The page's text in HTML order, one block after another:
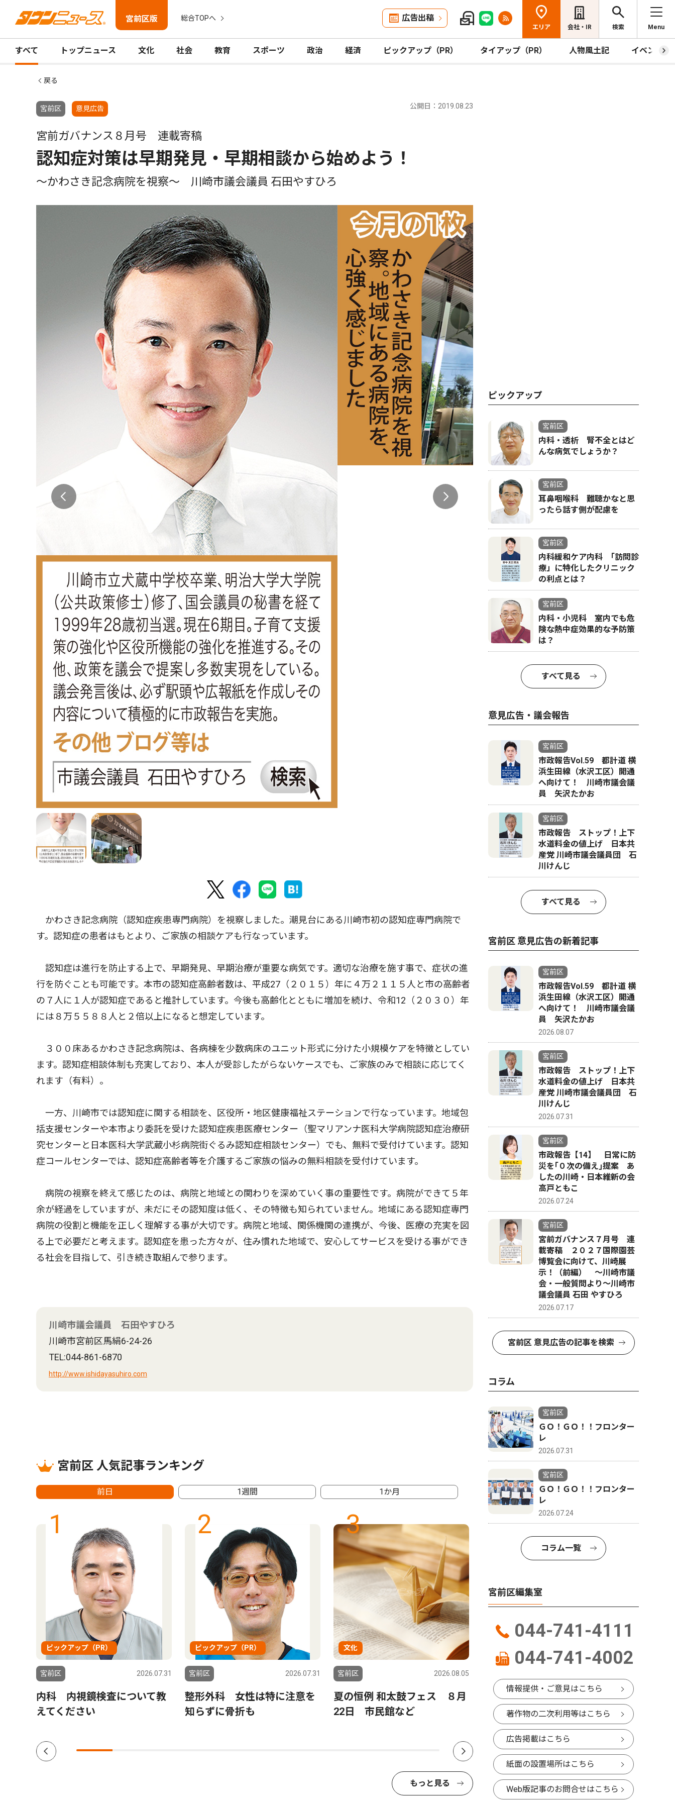
宮前区版 総合TOPへ 広告出稿
エリア 会社・IR 検索 Menu
すべて トップニュース 文化 社会 教育 スポーツ 政治 経済 ピックアップ（PR） タイアップ（PR） 人物風土記 イベント
戻る
宮前区 意見広告 公開日：2019.08.23
宮前ガバナンス８月号 連載寄稿
認知症対策は早期発見・早期相談から始めよう！
〜かわさき記念病院を視察〜 川崎市議会議員 石田やすひろ
かわさき記念病院（認知症疾患専門病院）を視察しました。潮見台にある川崎市初の認知症専門病院で
す。認知症の患者はもとより、ご家族の相談ケアも行なっています。
認知症は進行を防止する上で、早期発見、早期治療が重要な病気です。適切な治療を施す事で、症状の進
行を防ぐことも可能です。本市の認知症高齢者数は、平成27（２０１５）年に４万２１１５人と市の高齢者
の７人に１人が認知症であると推計しています。今後も高齢化とともに増加を続け、令和12（２０３０）年
には８万５５８８人と２倍以上になると想定しています。
３００床あるかわさき記念病院は、各病棟を少数病床のユニット形式に分けた小規模ケアを特徴としてい
ます。認知症相談体制も充実しており、本人が受診したがらないケースでも、ご家族のみで相談に応じてく
れます（有料）。
一方、川崎市では認知症に関する相談を、区役所・地区健康福祉ステーションで行なっています。地域包
括支援センターや本市より委託を受けた認知症疾患医療センター（聖マリアンナ医科大学病院認知症治療研
究センターと日本医科大学武蔵小杉病院街ぐるみ認知症相談センター）でも、無料で受付けています。認知
症コールセンターでは、認知症高齢者等を介護するご家族の悩みの無料相談を受付けています。
病院の視察を終えて感じたのは、病院と地域との関わりを深めていく事の重要性です。病院ができて５年
余が経過をしていますが、未だにその認知度は低く、その特徴も知られていません。地域にある認知症専門
病院の役割と機能を正しく理解する事が大切です。病院と地域、関係機関の連携が、今後、医療の充実を図
る上で必要だと考えます。認知症を患った方々が、住み慣れた地域で、安心してサービスを受ける事ができ
る社会を目指して、引き続き取組んで参ります。
川崎市議会議員 石田やすひろ
川崎市宮前区馬絹6-24-26
TEL:044-861-6870
http://www.ishidayasuhiro.com
宮前区 人気記事ランキング
前日 1週間 1か月
1
ピックアップ（PR）
宮前区 2026.07.31
内科 内視鏡検査について教
えてください
2
ピックアップ（PR）
宮前区 2026.07.31
整形外科 女性は特に注意を
知らずに骨折も
3
文化
宮前区 2026.08.05
夏の恒例 和太鼓フェス ８月
22日 市民館など
4
内科・透析 腎不全とはどん
な病気でしょうか？
稗原小
声 父の
もっと見る
ピックアップ
宮前区
内科・透析 腎不全とはど
んな病気でしょうか？
宮前区
耳鼻咽喉科 難聴かなと思
ったら話す側が配慮を
宮前区
内科緩和ケア内科 ｢訪問診
療」に特化したクリニック
の利点とは？
宮前区
内科・小児科 室内でも危
険な熱中症効果的な予防策
は？
すべて見る
意見広告・議会報告
宮前区
市政報告Vol.59 都計道 横
浜生田線（水沢工区）開通
へ向けて！ 川崎市議会議
員 矢沢たかお
宮前区
市政報告 ストップ！上下
水道料金の値上げ 日本共
産党 川崎市議会議員団 石
川けんじ
すべて見る
宮前区 意見広告の新着記事
宮前区
市政報告Vol.59 都計道 横
浜生田線（水沢工区）開通
へ向けて！ 川崎市議会議
員 矢沢たかお
2026.08.07
宮前区
市政報告 ストップ！上下
水道料金の値上げ 日本共
産党 川崎市議会議員団 石
川けんじ
2026.07.31
宮前区
市政報告【14】 日常に防
災を｢０次の備え｣提案 あ
したの川崎・日本維新の会
高戸ともこ
2026.07.24
宮前区
宮前ガバナンス７月号 連
載寄稿 ２０２７国際園芸
博覧会に向けて、川崎展
示！（前編） 〜川崎市議
会・一般質問より〜川崎市
議会議員 石田 やすひろ
2026.07.17
宮前区 意見広告の記事を検索
コラム
宮前区
ＧＯ！ＧＯ！！フロンター
レ
2026.07.31
宮前区
ＧＯ！ＧＯ！！フロンター
レ
2026.07.24
コラム一覧
宮前区編集室
044-741-4111
044-741-4002
情報提供・ご意見はこちら
著作物の二次利用等はこちら
広告掲載はこちら
紙面の設置場所はこちら
Web版記事のお問合せはこちら